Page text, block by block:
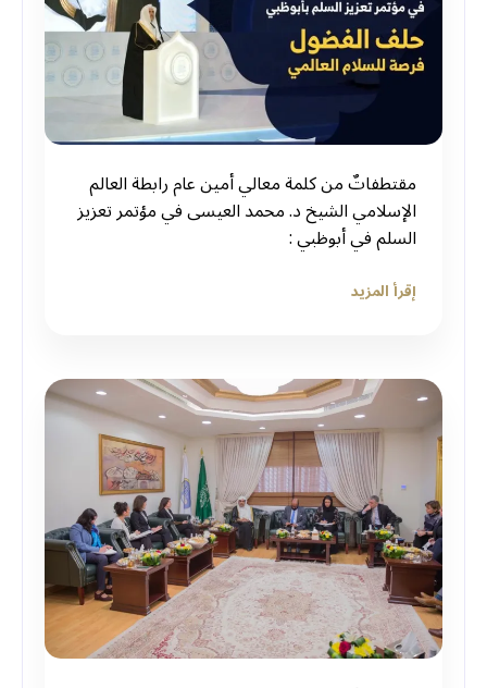
مقتطفاتٌ من كلمة معالي أمين عام ⁧رابطة العالم
الإسلامي⁩ الشيخ د. ⁧محمد العيسى⁩ في مؤتمر ⁧تعزيز
السلم⁩ في ⁧أبوظبي⁩ :
إقرأ المزيد